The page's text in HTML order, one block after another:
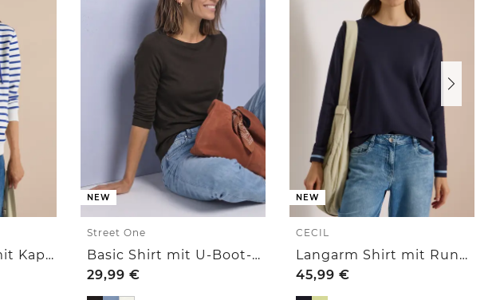
Langarm Jacke mit Kapuze und Struktur
NEW
Street One
Basic Shirt mit U-Boot-Ausschnitt
29,99 €
NEW
CECIL
Langarm Shirt mit Rundhals und Streifendetail
45,99 €